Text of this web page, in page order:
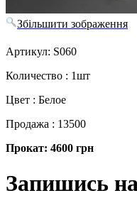
Збільшити зображення
Артикул: S060
Количество : 1шт
Цвет : Белое
Продажа : 13500
Прокат: 4600 грн
Запишись